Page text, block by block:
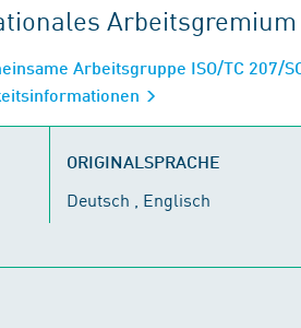
Arbeitsgremium
Arbeitsgruppe ISO/TC 207/
ORIGINALSPRACHE
Deutsch , Englisch